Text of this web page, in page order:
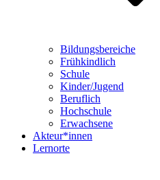
Bildungsbereiche
Frühkindlich
Schule
Kinder/Jugend
Beruflich
Hochschule
Erwachsene
Akteur*innen
Lernorte